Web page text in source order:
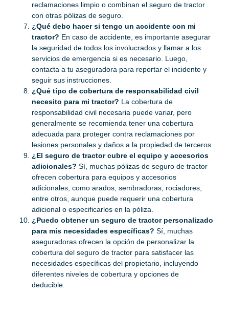
reclamaciones limpio o combinan el seguro de tractor
con otras pólizas de seguro.
¿Qué debo hacer si tengo un accidente con mi
tractor? En caso de accidente, es importante asegurar
la seguridad de todos los involucrados y llamar a los
servicios de emergencia si es necesario. Luego,
contacta a tu aseguradora para reportar el incidente y
seguir sus instrucciones.
¿Qué tipo de cobertura de responsabilidad civil
necesito para mi tractor? La cobertura de
responsabilidad civil necesaria puede variar, pero
generalmente se recomienda tener una cobertura
adecuada para proteger contra reclamaciones por
lesiones personales y daños a la propiedad de terceros.
¿El seguro de tractor cubre el equipo y accesorios
adicionales? Sí, muchas pólizas de seguro de tractor
ofrecen cobertura para equipos y accesorios
adicionales, como arados, sembradoras, rociadores,
entre otros, aunque puede requerir una cobertura
adicional o especificarlos en la póliza.
¿Puedo obtener un seguro de tractor personalizado
para mis necesidades específicas? Sí, muchas
aseguradoras ofrecen la opción de personalizar la
cobertura del seguro de tractor para satisfacer las
necesidades específicas del propietario, incluyendo
diferentes niveles de cobertura y opciones de
deducible.